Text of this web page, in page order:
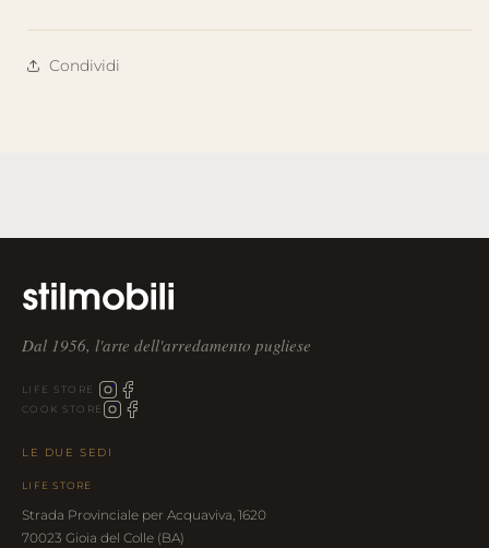
Condividi
Dal 1956, l'arte dell'arredamento pugliese
LIFE STORE
COOK STORE
LE DUE SEDI
LIFE STORE
Strada Provinciale per Acquaviva, 1620
70023 Gioia del Colle (BA)